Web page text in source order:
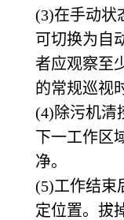
(3)在手动状
可切换为自
者应观察至
的常规巡视
(4)除污机清
下一工作区
净。
(5)工作结束
定位置。拔